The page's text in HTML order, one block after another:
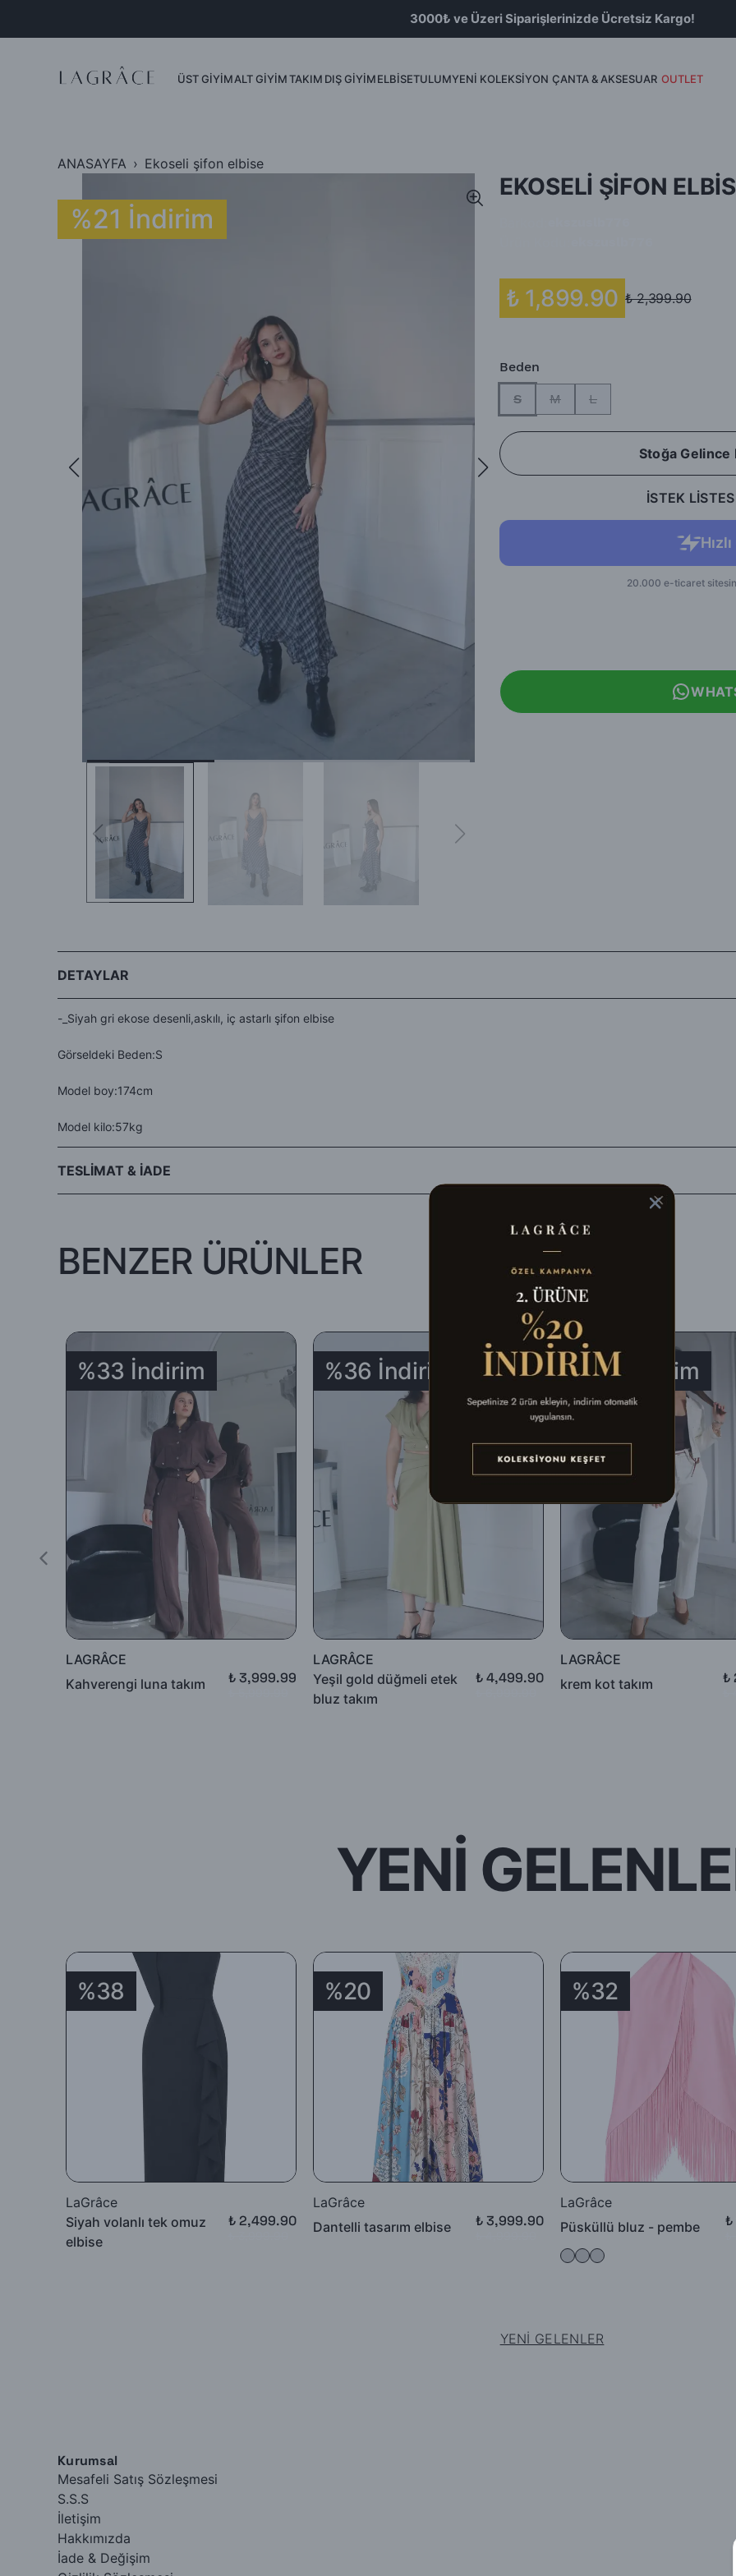
3000₺ ve Üzeri Siparişlerinizde Ücretsiz Kargo!
ÜST GİYİMALT GİYİMTAKIM DIŞ GİYİM
Ceket Yelek ELBİSETULUMYENİ KOLEKSİYON ÇANTA & AKSESUAR OUTLET
ANASAYFA Ekoseli şifon elbise
%21 İndirim
EKOSELİ ŞİFON
₺ 1,899.90 ₺ 2,399.90
Beden
S M L
Stoğa Gelince
İSTEK
DETAYLAR
-_Siyah gri ekose desenli,askılı, iç astarlı şifon elbise
Görseldeki Beden:S
Model boy:174cm
Model kilo:57kg
TESLİMAT & İADE
- Siparişleriniz aynı gün veya ertesi gün kargo avantajıyla HepsiJet Kargo'ya teslim edilerek en kısa sürede tarafınıza ulaştırılır.
-İade edilecek ürünün orijinal ambalajında, tüm aksesuar ve ambalaj malzemeleri ile birlikte eksiksiz olarak, fiziksel açıdan hasar
koşuluyla teslim tarihinden itibaren 5 (beş) gün içinde (teslim aldığınız şekli ile) iade edebilirsiniz.
-İade ya da değişim yapılmasını istediğiniz ürünü DHLKargoaracılığıyla faturasıyla birlikte aşağıdaki adrese gönderebilirsiniz. Farklı
İadenizi' 969351153 ‘kodunu çalışanlarına ileterek gerçekleştirebilirsiniz.
-Sipariş edilen ürünlerin tümü mazeretsiz şekilde ( yanlış ürün, defo vb.) iade ediliyorsa, İade bedelinden kargo ücretleri düşülerek
-İade için göndermiş olduğunuz ürün / ürünler 5 günü geçmiş, kullanılmış, satılabilirlik özelliğini kaybetmiş, Faturası (varsa)
edilmeyecek, tarafınıza (mesajla bildirilip) karşı ödemeli olarak tekrar gönderilecektir.
İade ürün/ürünlerin depomuza ulaşması ve iade şartlarına uygunluğunun kontrolünden sonra, 7 ile 10 iş günü arasında ürün
yapılacaktır.
Satın aldığınız ürünler için Hediye Çeki, Değişim ya da ücret iadesi talep edebilirsiniz.
BENZER ÜRÜNLER
%33 İndirim
LAGRÂCE
Kahverengi luna takım
₺ 3,999.99
%36 İndirim
LAGRÂCE
Yeşil gold düğmeli etek
bluz takım
₺ 4,499.90
%49 İndirim
LAGRÂCE
krem kot takım
₺
YENİ
%38
LaGrâce
Siyah volanlı tek omuz
elbise
₺ 2,499.90
%20
LaGrâce
Dantelli tasarım elbise
₺ 3,999.90
%32
LaGrâce
Püsküllü bluz - pembe
₺
YENİ GELENLER
Kurumsal
Mesafeli Satış Sözleşmesi
S.S.S
İletişim
Hakkımızda
İade & Değişim